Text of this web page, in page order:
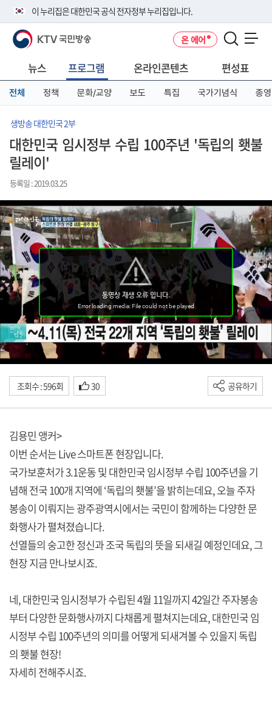
이 누리집은 대한민국 공식 전자정부 누리집입니다.
공식 누리집 주소 확인하기
니다.
이밖에 or.kr 또는 .kr등 다른 도메인 주소를 사용하고 있다면 아래 URL에
서 도메인 주소를 확인해 보세요
KTV 국민방송 온 에어
뉴스 프로그램 온라인콘텐츠 편성표
전체 정책 문화/교양 보도 특집 국가기념식 종영
생방송 대한민국 2부
대한민국 임시정부 수립 100주년 '독립의 횃불
릴레이'
등록일 : 2019.03.25
조회수 : 596회 30 공유하기
김용민 앵커>
이번 순서는 Live 스마트폰 현장입니다.
국가보훈처가 3.1운동 및 대한민국 임시정부 수립 100주년을 기
념해 전국 100개 지역에 ‘독립의 횃불’을 밝히는데요, 오늘 주자
봉송이 이뤄지는 광주광역시에서는 국민이 함께하는 다양한 문
화행사가 펼쳐졌습니다.
선열들의 숭고한 정신과 조국 독립의 뜻을 되새길 예정인데요, 그
현장 지금 만나보시죠.
네, 대한민국 임시정부가 수립된 4월 11일까지 42일간 주자봉송
부터 다양한 문화행사까지 다채롭게 펼쳐지는데요, 대한민국 임
시정부 수립 100주년의 의미를 어떻게 되새겨볼 수 있을지 독립
의 횃불 현장!
자세히 전해주시죠.